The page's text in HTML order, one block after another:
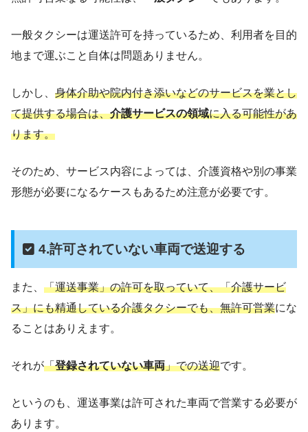
一般タクシーは運送許可を持っているため、利用者を目的
地まで運ぶこと自体は問題ありません。
しかし、 身体介助や院内付き添いなどのサービスを業とし
て提供する場合は、介護サービスの領域に入る可能性があ
ります。
そのため、サービス内容によっては、介護資格や別の事業
形態が必要になるケースもあるため注意が必要です。
4.許可されていない車両で送迎する
また、 「運送事業」の許可を取っていて、「介護サービ
ス」にも精通している介護タクシーでも、無許可営業にな
ることはありえます。
それが「登録されていない車両」での送迎です。
というのも、運送事業は許可された車両で営業する必要が
あります。